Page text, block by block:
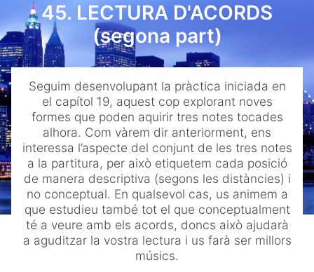
Presentació
Partitures
child
menu
Bloc
Contacte
Compte
Youtube
45. LECTURA D'ACORDS
(segona part)
Seguim desenvolupant la pràctica iniciada en
el capítol 19, aquest cop explorant noves
formes que poden aquirir tres notes tocades
alhora. Com vàrem dir anteriorment, ens
interessa l’aspecte del conjunt de les tres notes
a la partitura, per això etiquetem cada posició
de manera descriptiva (segons les distàncies) i
no conceptual. En qualsevol cas, us animem a
que estudieu també tot el que conceptualment
té a veure amb els acords, doncs això ajudarà
a aguditzar la vostra lectura i us farà ser millors
músics.